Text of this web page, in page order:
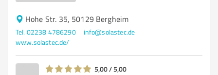
Hohe Str. 35, 50129 Bergheim
Tel. 02238 4786290
info@solastec.de
www.solastec.de/
5,00 / 5,00